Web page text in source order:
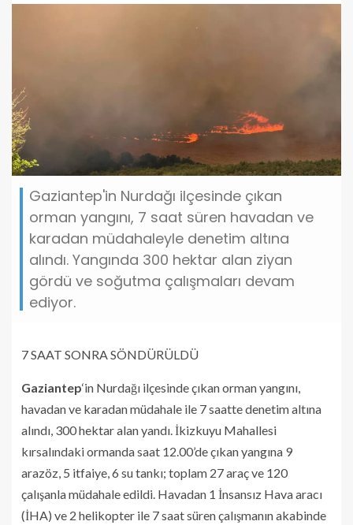
Gaziantep'in Nurdağı ilçesinde çıkan
orman yangını, 7 saat süren havadan ve
karadan müdahaleyle denetim altına
alındı. Yangında 300 hektar alan ziyan
gördü ve soğutma çalışmaları devam
ediyor.
7 SAAT SONRA SÖNDÜRÜLDÜ
Gaziantep‘in Nurdağı ilçesinde çıkan orman yangını,
havadan ve karadan müdahale ile 7 saatte denetim altına
alındı, 300 hektar alan yandı. İkizkuyu Mahallesi
kırsalındaki ormanda saat 12.00’de çıkan yangına 9
arazöz, 5 itfaiye, 6 su tankı; toplam 27 araç ve 120
çalışanla müdahale edildi. Havadan 1 İnsansız Hava aracı
(İHA) ve 2 helikopter ile 7 saat süren çalışmanın akabinde